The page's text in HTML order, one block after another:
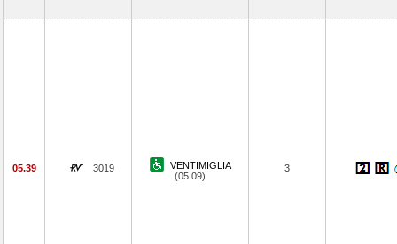
05.39 3019
VENTIMIGLIA
(05.09)
3